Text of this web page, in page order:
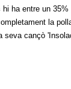
ha entre un
la
seva cançò